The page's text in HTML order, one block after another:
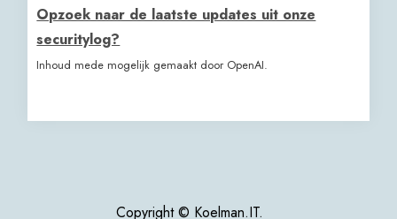
Opzoek naar de laatste updates uit onze
securitylog?
Inhoud mede mogelijk gemaakt door OpenAI.
Copyright © Koelman.IT.